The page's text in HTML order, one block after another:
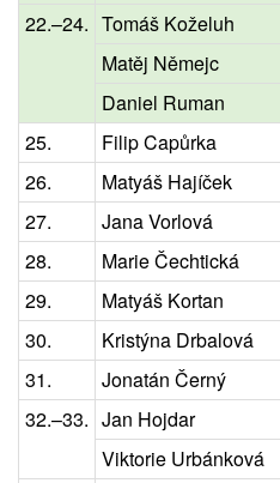
22.–24. Tomáš Koželuh
Matěj Němejc
Daniel Ruman
25.
Filip Capůrka
26.
Matyáš Hajíček
27.
Jana Vorlová
28.
Marie Čechtická
29.
Matyáš Kortan
30.
Kristýna Drbalová
31.
Jonatán Černý
32.–33. Jan Hojdar
Viktorie Urbánková